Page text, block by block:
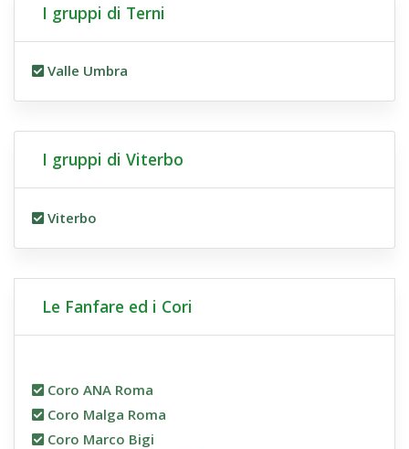
I gruppi di Terni
Valle Umbra
I gruppi di Viterbo
Viterbo
Le Fanfare ed i Cori
Coro ANA Roma
Coro Malga Roma
Coro Marco Bigi